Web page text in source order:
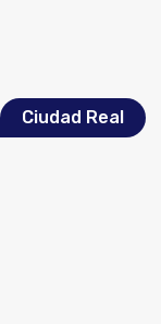
Ciudad Real